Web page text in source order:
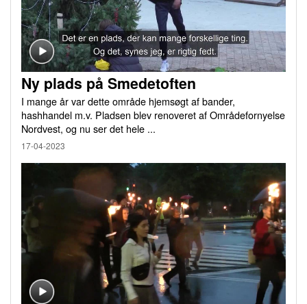
Ny plads på Smedetoften
I mange år var dette område hjemsøgt af bander,
hashhandel m.v. Pladsen blev renoveret af Områdefornyelse
Nordvest, og nu ser det hele ...
17-04-2023